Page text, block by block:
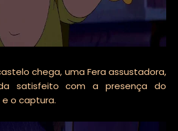
chega, uma Fera assustadora,
satisfeito com a presença do
o captura.